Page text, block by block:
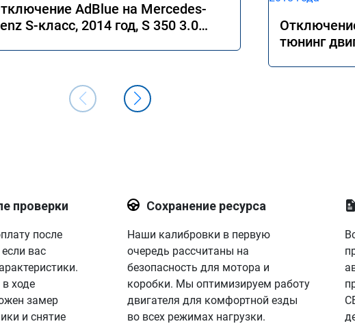
AdBlue на Mercedes-
S-класс, 2014 год, S 350 3.0
тюнинг
проверки
после
вас
ходе
замер
и снятие
Сохранение ресурса
Наши калибровки в первую
очередь рассчитаны на
безопасность для мотора и
коробки. Мы оптимизируем работу
двигателя для комфортной езды
во всех режимах нагрузки.